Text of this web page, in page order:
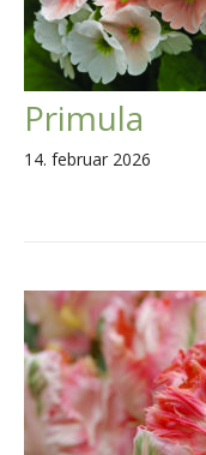
Primula
14. februar 2026